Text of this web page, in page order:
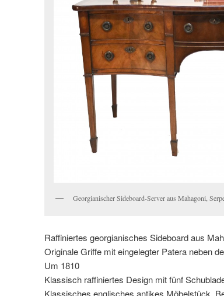
Georgianischer Sideboard-Server aus Mahagoni,
Raffiniertes georgianisches Sideboard aus
Originale Griffe mit eingelegter Patera neben
Um 1810
Klassisch raffiniertes Design mit fünf
Klassisches englisches antikes Möbelstück.